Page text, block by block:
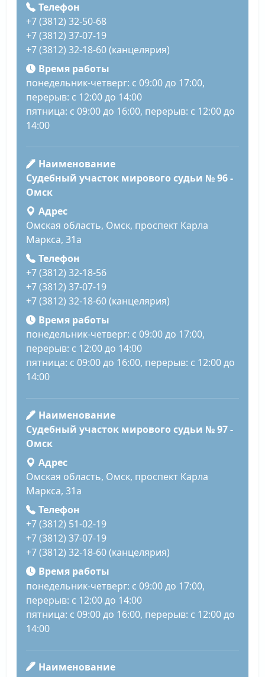
Телефон
+7 (3812) 32-50-68
+7 (3812) 37-07-19
+7 (3812) 32-18-60 (канцелярия)
Время работы
понедельник-четверг: с 09:00 до 17:00,
перерыв: с 12:00 до 14:00
пятница: с 09:00 до 16:00, перерыв: с 12:00 до
14:00
Наименование
Судебный участок мирового судьи № 96 -
Омск
Адрес
Омская область, Омск, проспект Карла
Маркса, 31а
Телефон
+7 (3812) 32-18-56
+7 (3812) 37-07-19
+7 (3812) 32-18-60 (канцелярия)
Время работы
понедельник-четверг: с 09:00 до 17:00,
перерыв: с 12:00 до 14:00
пятница: с 09:00 до 16:00, перерыв: с 12:00 до
14:00
Наименование
Судебный участок мирового судьи № 97 -
Омск
Адрес
Омская область, Омск, проспект Карла
Маркса, 31а
Телефон
+7 (3812) 51-02-19
+7 (3812) 37-07-19
+7 (3812) 32-18-60 (канцелярия)
Время работы
понедельник-четверг: с 09:00 до 17:00,
перерыв: с 12:00 до 14:00
пятница: с 09:00 до 16:00, перерыв: с 12:00 до
14:00
Наименование